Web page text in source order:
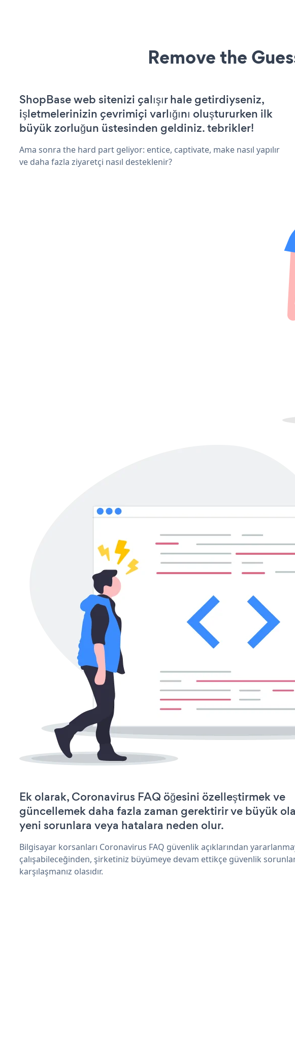
Remove the
ShopBase web sitenizi çalışır hale getirdiyseniz,
işletmelerinizin çevrimiçi varlığını oluştururken ilk
büyük zorluğun üstesinden geldiniz. tebrikler!
Ama sonra the hard part geliyor: entice, captivate, make nasıl yapılır
ve daha fazla ziyaretçi nasıl desteklenir?
Ek olarak, Coronavirus FAQ öğesini özelleştirmek ve
güncellemek daha fazla zaman gerektirir ve büyük
yeni sorunlara veya hatalara neden olur.
Bilgisayar korsanları Coronavirus FAQ güvenlik açıklarından
çalışabileceğinden, şirketiniz büyümeye devam ettikçe güvenlik
karşılaşmanız olasıdır.